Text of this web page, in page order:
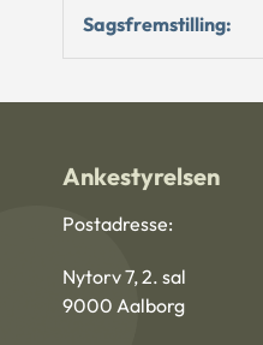
Sagsfremstilling:
Ankestyrelsen
Postadresse:
Nytorv 7, 2. sal
9000 Aalborg